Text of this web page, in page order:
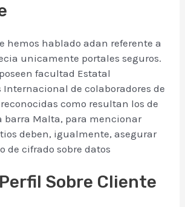
hemos hablado adan referente a
unicamente portales seguros.
facultad Estatal
de colaboradores de
como resultan los de
barra Malta, para mencionar
deben, igualmente, asegurar
de cifrado sobre datos
Sobre Cliente